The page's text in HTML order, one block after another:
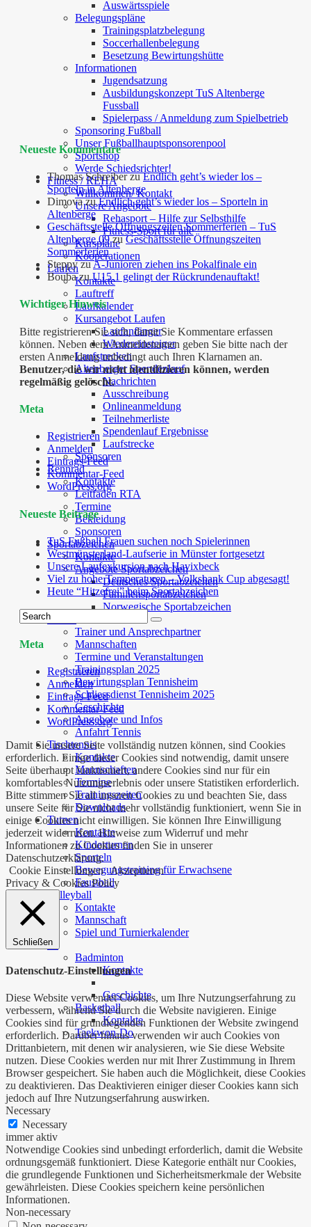
Auswärtsspiele
Belegungspläne
Trainingsplatzbelegung
Soccerhallenbelegung
Besetzung Bewirtungshütte
Informationen
Jugendsatzung
Ausbildungskonzept TuS Altenberge
Fussball
Spielerpass / Anmeldung zum Spielbetrieb
Sponsoring Fußball
Unser Fußballhauptsponsorenpool
Sportshop
Werde Schiedsrichter!
Fitness / REHA
Willkommen/ Kontakt
Unsere Angebote
Rehasport – Hilfe zur Selbsthilfe
Fitness-Sport für alle
Kurspläne
Kooperationen
Laufen
Kontakte
Lauftreff
Laufkalender
Kursangebot Laufen
Laufanfänger
Wiedereinsteiger
Laufstrecken
Altenberger Spendenlauf
Nachrichten
Ausschreibung
Onlineanmeldung
Teilnehmerliste
Spendenlauf Ergebnisse
Laufstrecke
Sponsoren
Rennrad
Kontakte
Leitfaden RTA
Termine
Bekleidung
Sponsoren
Sportabzeichen
Kontakte
Angebote Sportabzeichen
Deutsches Sportabzeichen
Familiensportabzeichen
Norwegische Sportabzeichen
Tennis
Trainer und Ansprechpartner
Mannschaften
Termine und Veranstaltungen
Trainingsplan 2025
Bewirtungsplan Tennisheim
Schliessdienst Tennisheim 2025
Geschichte
Angebote und Infos
Anfahrt Tennis
Tischtennis
Kontakte
Mannschaften
Termine
Trainingszeiten
Downloads
Turnen
Kontakte
Kinderturnen
Sporteln
Bewegungstraining für Erwachsene
Faustball
Volleyball
Kontakte
Mannschaft
Spiel und Turnierkalender
…
Badminton
Kontakte
Geschichte
Basketball
Kontakte
Taekwon-Do
Neueste Kommentare
Thomas SchreiberzuEndlich geht’s wieder los –
Sporteln in Altenberge
DimovazuEndlich geht’s wieder los – Sporteln in
Altenberge
Geschäftsstelle Öffnungszeiten Sommerferien – TuS
Altenberge 09zuGeschäftsstelle Öffnungszeiten
Sommerferien
SteppyzuA-Junioren ziehen ins Pokalfinale ein
BoubazuU15.1 gelingt der Rückrundenauftakt!
Wichtiger Hinweis
Bitte registrieren Sie sich, damit Sie Kommentare erfassen
können. Neben dem Anmeldenamen geben Sie bitte nach der
ersten Anmeldung unbedingt auch Ihren Klarnamen an.
Benutzer, die wir nicht identifizieren können, werden
regelmäßig gelöscht.
Meta
Registrieren
Anmelden
Eintrags-Feed
Kommentar-Feed
WordPress.org
Neueste Beiträge
TuS Fußball Frauen suchen noch Spielerinnen
Westmünsterland-Laufserie in Münster fortgesetzt
Unsere Laufexkursion nach Havixbeck
Viel zu hohe Temperaturen – Volksbank Cup abgesagt!
Heute “Hitzefrei” beim Sportabzeichen
Meta
Registrieren
Anmelden
Eintrags-Feed
Kommentar-Feed
WordPress.org
Damit Sie unsere Seite vollständig nutzen können, sind Cookies
erforderlich. Einige dieser Cookies sind notwendig, damit unsere
Seite überhaupt funktioniert, andere Cookies sind nur für ein
komfortables Nutzungserlebnis oder unsere Statistiken erforderlich.
Bitte stimmen Sie all unseren Cookies zu und beachten Sie, dass
unsere Seite für Sie nicht mehr vollständig funktioniert, wenn Sie in
einige Cookies nicht einwilligen. Sie können Ihre Einwilligung
jederzeit widerrufen. Hinweise zum Widerruf und mehr
Informationen zu Cookies finden Sie in unserer
Datenschutzerklärung.
Cookie Einstellungen Akzeptieren
Privacy & Cookies Policy
Schließen
Datenschutz-Einstellungen
Diese Website verwendet Cookies, um Ihre Nutzungserfahrung zu
verbessern, während Sie durch die Website navigieren. Einige
Cookies sind für grundlegenden Funktionen der Website zwingend
erforderlich. Darüber hinaus verwenden wir auch Cookies von
Drittanbietern, mit denen wir analysieren, wie Sie diese Website
nutzen. Diese Cookies werden nur mit Ihrer Zustimmung in Ihrem
Browser gespeichert. Sie haben auch die Möglichkeit, diese Cookies
zu deaktivieren. Das Deaktivieren einiger dieser Cookies kann sich
jedoch auf Ihre Nutzungserfahrung auswirken.
Necessary
Necessary
immer aktiv
Notwendige Cookies sind unbedingt erforderlich, damit die Website
ordnungsgemäß funktioniert. Diese Kategorie enthält nur Cookies,
die grundlegende Funktionen und Sicherheitsmerkmale der Website
gewährleisten. Diese Cookies speichern keine persönlichen
Informationen.
Non-necessary